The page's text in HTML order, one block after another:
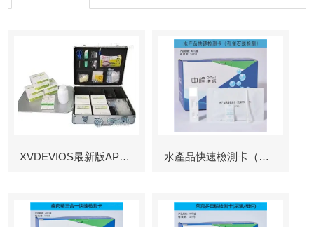
XVDEVIOS最新版APP下载 水產品快速檢測卡（孔雀石綠檢測）